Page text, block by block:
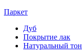
Паркет
Дуб
Покрытие лак
Натуральный тон